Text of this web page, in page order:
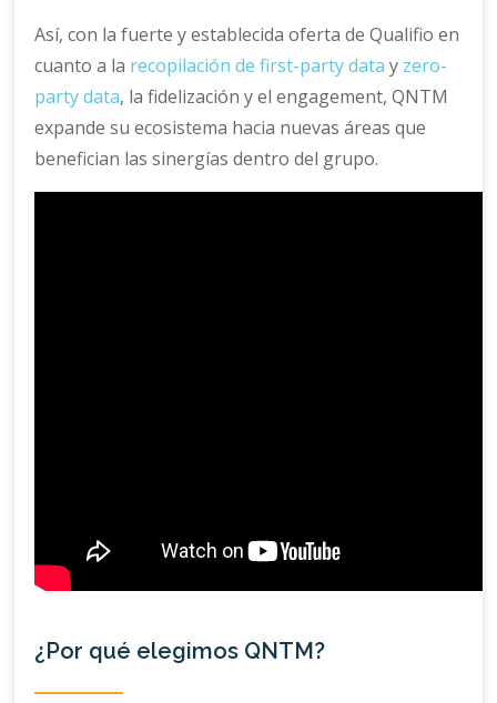
Así, con la fuerte y establecida oferta de Qualifio en
cuanto a la recopilación de first-party data y zero-
party data, la fidelización y el engagement, QNTM
expande su ecosistema hacia nuevas áreas que
benefician las sinergías dentro del grupo.
¿Por qué elegimos QNTM?